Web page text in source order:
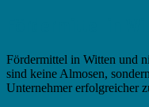
Fördermittel in Witten und
sind keine Almosen,
Unternehmer erfolgreicher